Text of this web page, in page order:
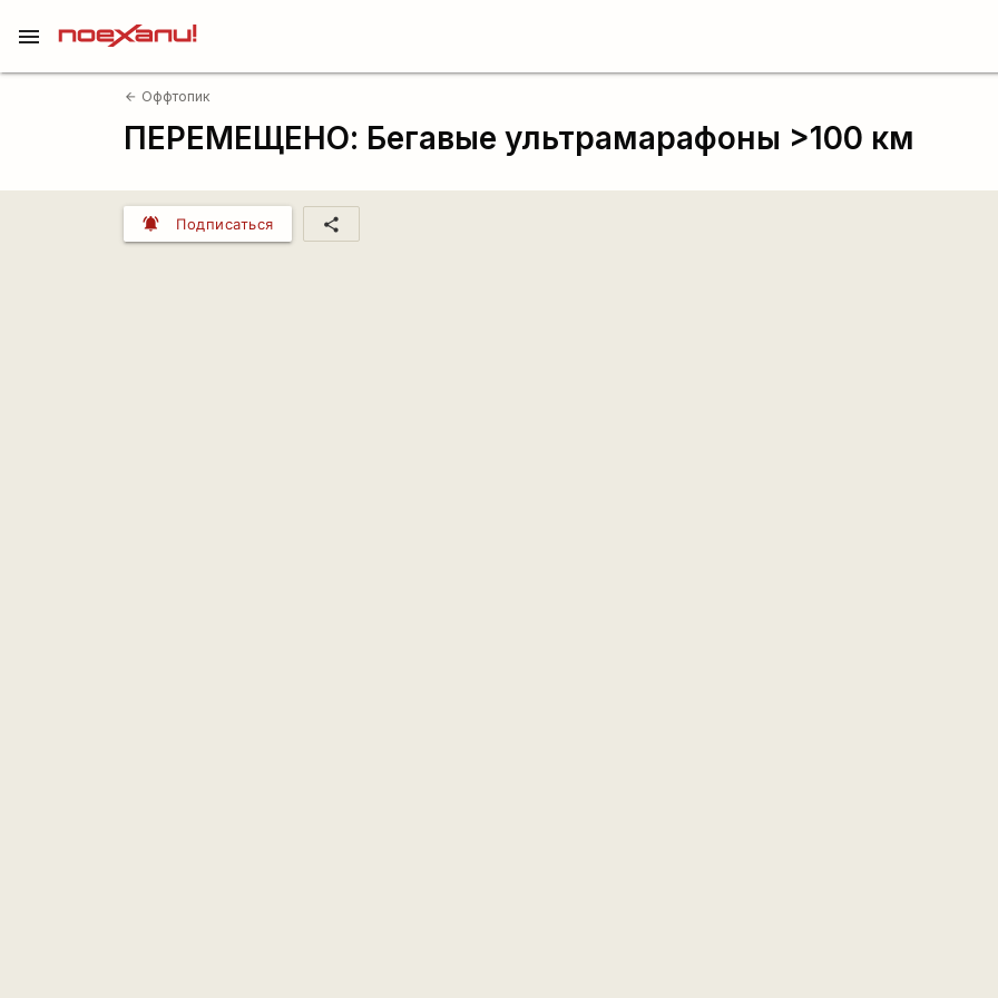
menu
arrow_back Оффтопик
ПЕРЕМЕЩЕНО: Бегавые ультрамарафоны >100 км
notifications_active Подписаться share